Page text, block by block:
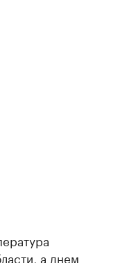
а днем